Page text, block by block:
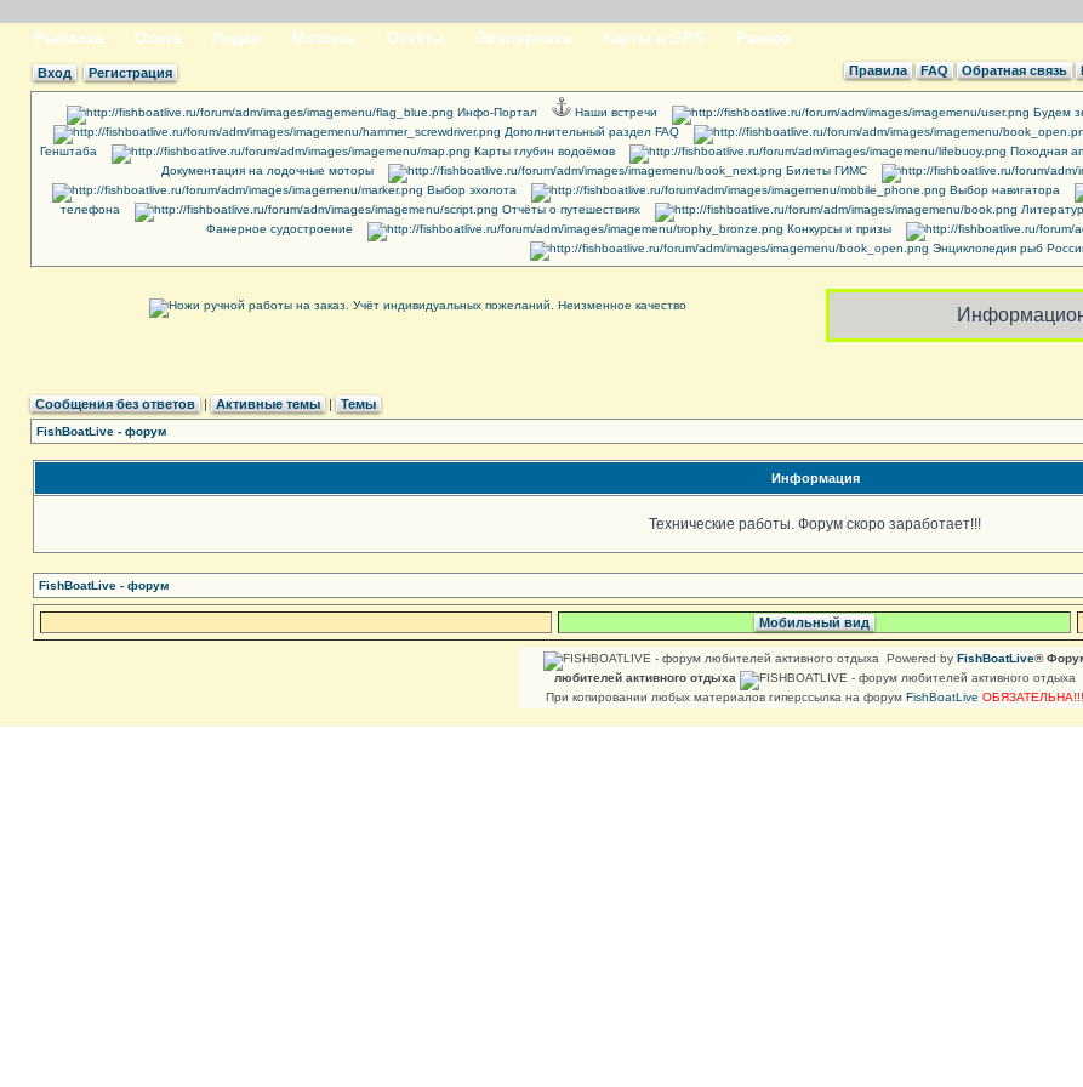
Рыбалка Охота Лодки Моторы Отчёты Экипировка Карты и GPS Разное
Вход Регистрация Правила FAQ Обратная связь
Инфо-Портал Наши встречи Будем
Дополнительный раздел FAQ
Генштаба
Карты глубин водоёмов
Походная
Документация на лодочные моторы
Билеты ГИМС
Выбор эхолота
Выбор навигатора
телефона
Отчёты о путешествиях
Фанерное судостроение
Конкурсы и призы
Энциклопедия рыб
Сообщения без ответов | Активные темы | Темы
FishBoatLive - форум
Информация
Технические работы. Форум скоро заработает!!!
FishBoatLive - форум
Мобильный вид
Powered by FishBoatLive®
любителей активного отдыха
При копировании любых материалов гиперссылка на форум FishBoatLive ОБЯЗАТЕЛЬНА!!!